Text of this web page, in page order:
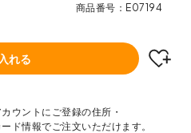
商品番号 E07194
れる
ウントにご登録の住所・
ド情報でご注文いただけます。